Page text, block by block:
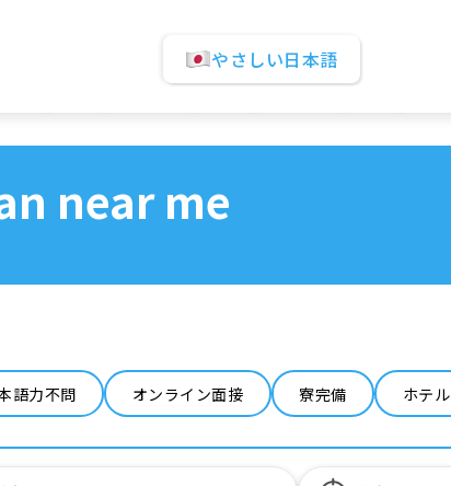
やさしい日本語
near me
語力不問 オンライン面接 寮完備 ホテル